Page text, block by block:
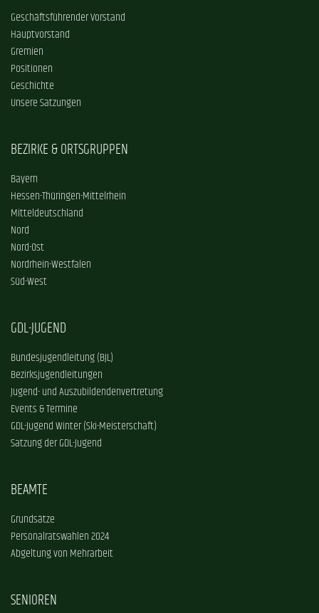
Geschäftsführender Vorstand
Hauptvorstand
Gremien
Positionen
Geschichte
Unsere Satzungen
BEZIRKE & ORTSGRUPPEN
Bayern
Hessen-Thüringen-Mittelrhein
Mitteldeutschland
Nord
Nord-Ost
Nordrhein-Westfalen
Süd-West
GDL-JUGEND
Bundesjugendleitung (BJL)
Bezirksjugendleitungen
Jugend- und Auszubildendenvertretung
Events & Termine
GDL-Jugend Winter (Ski-Meisterschaft)
Satzung der GDL-Jugend
BEAMTE
Grundsätze
Personalratswahlen 2024
Abgeltung von Mehrarbeit
SENIOREN